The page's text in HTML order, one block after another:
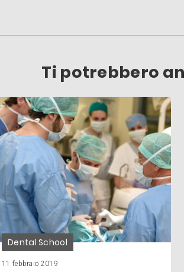
Ti potrebbero
Dental School
11 febbraio 2019